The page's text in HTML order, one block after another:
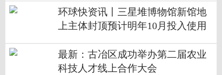
环球快资讯丨三星堆博物馆新馆地
上主体封顶预计明年10月投入使用
最新：古冶区成功举办第二届农业
科技人才线上合作大会